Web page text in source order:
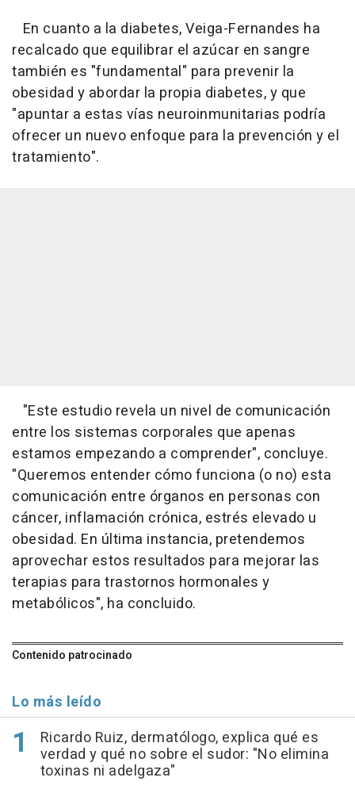
En cuanto a la diabetes, Veiga-Fernandes ha
recalcado que equilibrar el azúcar en sangre
también es "fundamental" para prevenir la
obesidad y abordar la propia diabetes, y que
"apuntar a estas vías neuroinmunitarias podría
ofrecer un nuevo enfoque para la prevención y el
tratamiento".
"Este estudio revela un nivel de comunicación
entre los sistemas corporales que apenas
estamos empezando a comprender", concluye.
"Queremos entender cómo funciona (o no) esta
comunicación entre órganos en personas con
cáncer, inflamación crónica, estrés elevado u
obesidad. En última instancia, pretendemos
aprovechar estos resultados para mejorar las
terapias para trastornos hormonales y
metabólicos", ha concluido.
Contenido patrocinado
Lo más leído
Ricardo Ruiz, dermatólogo, explica qué es
verdad y qué no sobre el sudor: "No elimina
toxinas ni adelgaza"